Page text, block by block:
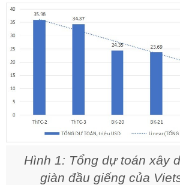
Hình 1: Tổng dự toán xây
giàn đầu giếng của